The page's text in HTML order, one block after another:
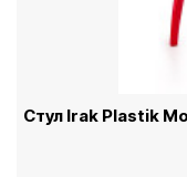
Стул Irak Plastik